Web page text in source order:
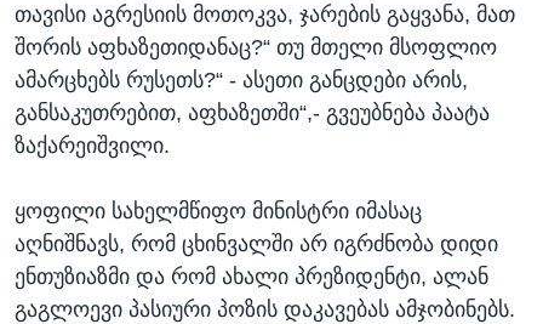
თავისი აგრესიის მოთოკვა, ჯარების გაყვანა, მათ
შორის აფხაზეთიდანაც?“ თუ მთელი მსოფლიო
ამარცხებს რუსეთს?“ - ასეთი განცდები არის,
განსაკუთრებით, აფხაზეთში“,- გვეუბნება პაატა
ზაქარეიშვილი.
ყოფილი სახელმწიფო მინისტრი იმასაც
აღნიშნავს, რომ ცხინვალში არ იგრძნობა დიდი
ენთუზიაზმი და რომ ახალი პრეზიდენტი, ალან
გაგლოევი პასიური პოზის დაკავებას ამჯობინებს.